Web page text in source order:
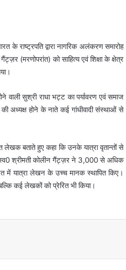
के राष्ट्रपति द्वारा नागरिक अलंकरण समारोह
(मरणोपरांत) को साहित्य एवं शिक्षा के क्षेत्र
सुश्री राधा भट्ट का पर्यावरण एवं समाज
अध्यक्ष होने के नाते कई गांधीवादी संस्थाओं से
लेखक बताते हुए कहा कि उनके यात्रा वृतान्तों से
स्व0 श्रीमती कोलीन गैंट्ज़र ने 3,000 से अधिक
यात्रा लेखन के उच्च मानक स्थापित किए।
कई लेखकों को प्रेरित भी किया।